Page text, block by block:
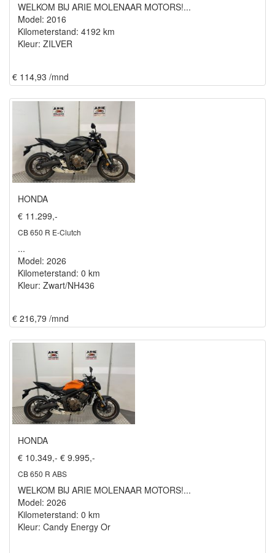
WELKOM BIJ ARIE MOLENAAR MOTORS!...
Model: 2016
Kilometerstand: 4192 km
Kleur: ZILVER
€ 114,93 /mnd
HONDA
€ 11.299,-
CB 650 R E-Clutch
...
Model: 2026
Kilometerstand: 0 km
Kleur: Zwart/NH436
€ 216,79 /mnd
HONDA
€ 10.349,- € 9.995,-
CB 650 R ABS
WELKOM BIJ ARIE MOLENAAR MOTORS!...
Model: 2026
Kilometerstand: 0 km
Kleur: Candy Energy Or